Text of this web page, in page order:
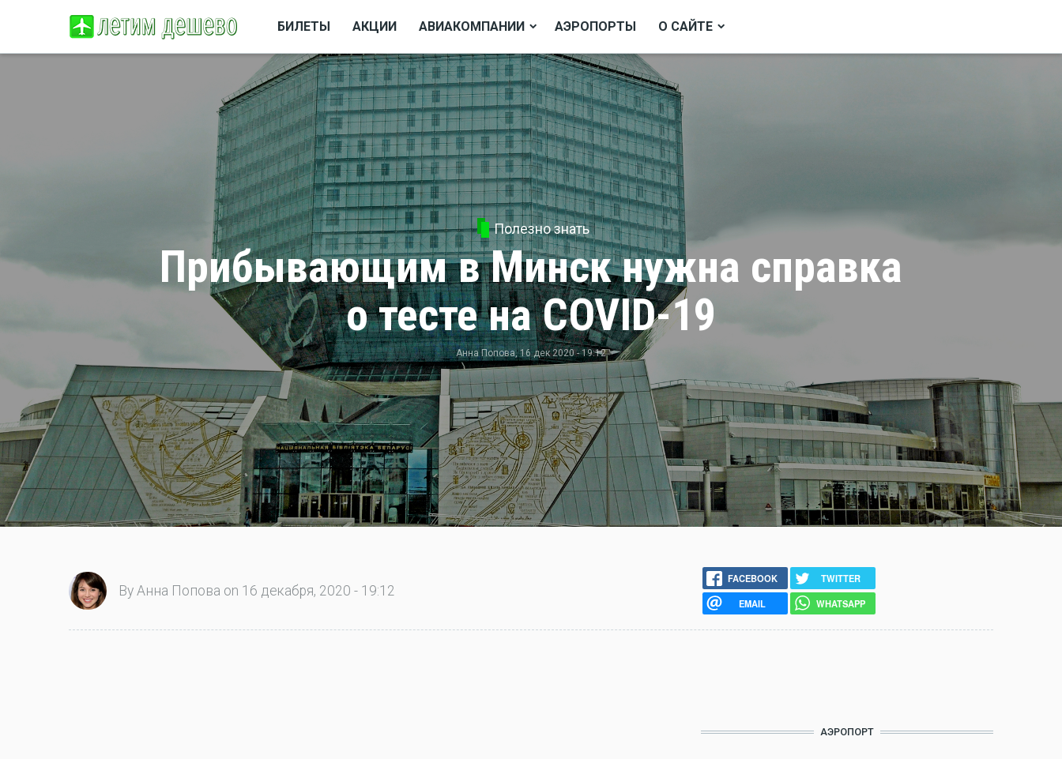
БИЛЕТЫ АКЦИИ АВИАКОМПАНИИ АЭРОПОРТЫ О САЙТЕ
Полезно знать
Прибывающим в Минск нужна справка
о тесте на COVID-19
Анна Попова, 16 дек 2020 - 19:12
By Анна Попова on 16 декабря, 2020 - 19:12
FACEBOOK
TWITTER
EMAIL
WHATSAPP
АЭРОПОРТ